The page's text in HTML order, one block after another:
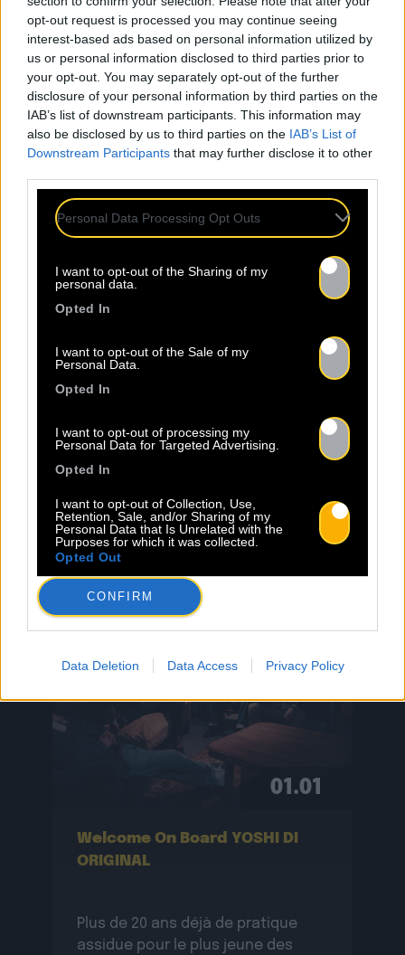
opt-out request is processed you may continue seeing
interest-based ads based on personal information utilized by
us or personal information disclosed to third parties prior to
your opt-out. You may separately opt-out of the further
disclosure of your personal information by third parties on the
IAB’s list of downstream participants. This information may
also be disclosed by us to third parties on the IAB’s List of
Downstream Participants that may further disclose it to other
Personal Data Processing Opt Outs
I want to opt-out of the Sharing of my
personal data.
Opted In
I want to opt-out of the Sale of my
Personal Data.
Opted In
I want to opt-out of processing my
Personal Data for Targeted Advertising.
Opted In
I want to opt-out of Collection, Use,
Retention, Sale, and/or Sharing of my
Personal Data that Is Unrelated with the
Purposes for which it was collected.
Opted Out
CONFIRM
Data Deletion Data Access Privacy Policy
08.08
Écoutez la nouvelle BACO
SESSION de Yoshi Di Original !
Aprés l’annonce de sa signature
sur le Label Baco Music, YOSHI DI
live du titre « Idiocratie » qui est
de l’album du producteur
Greenfinch. Cette Baco Session
marque le retour du MC le plus
01.01
Welcome On Board YOSHI DI
ORIGINAL
Plus de 20 ans déjà de pratique
assidue pour le plus jeune des